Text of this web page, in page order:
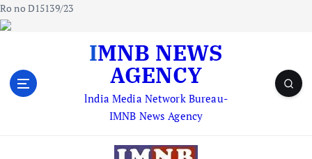
Ro no D15139/23
IMNB NEWS
AGENCY
lndia Media Network Bureau-
IMNB News Agency